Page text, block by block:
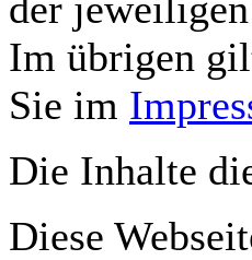
Im übrigen
Sie im
Die Inhalte
Diese